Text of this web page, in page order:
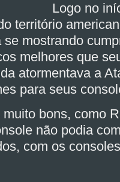
Logo no
território
mostrando
melhores que
atormentava a
para seus
bons, como
não podia
com os